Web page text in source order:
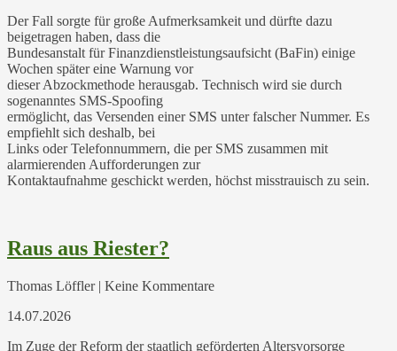
Der Fall sorgte für große Aufmerksamkeit und dürfte dazu
beigetragen haben, dass die
Bundesanstalt für Finanzdienstleistungsaufsicht (BaFin) einige
Wochen später eine Warnung vor
dieser Abzockmethode herausgab. Technisch wird sie durch
sogenanntes SMS-Spoofing
ermöglicht, das Versenden einer SMS unter falscher Nummer. Es
empfiehlt sich deshalb, bei
Links oder Telefonnummern, die per SMS zusammen mit
alarmierenden Aufforderungen zur
Kontaktaufnahme geschickt werden, höchst misstrauisch zu sein.
Raus aus Riester?
Thomas Löffler | Keine Kommentare
14.07.2026
Im Zuge der Reform der staatlich geförderten Altersvorsorge